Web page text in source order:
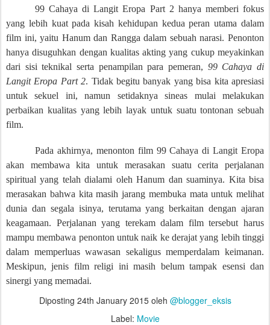
99 Cahaya di Langit Eropa Part 2 hanya memberi fokus
yang lebih kuat pada kisah kehidupan kedua peran utama dalam
film ini, yaitu Hanum dan Rangga dalam sebuah narasi. Penonton
hanya disuguhkan dengan kualitas akting yang cukup meyakinkan
dari sisi teknikal serta penampilan para pemeran, 99 Cahaya di
Langit Eropa Part 2. Tidak begitu banyak yang bisa kita apresiasi
untuk sekuel ini, namun setidaknya sineas mulai melakukan
perbaikan kualitas yang lebih layak untuk suatu tontonan sebuah
film.
Pada akhirnya, menonton film 99 Cahaya di Langit Eropa
akan membawa kita untuk merasakan suatu cerita perjalanan
spiritual yang telah dialami oleh Hanum dan suaminya. Kita bisa
merasakan bahwa kita masih jarang membuka mata untuk melihat
dunia dan segala isinya, terutama yang berkaitan dengan ajaran
keagamaan. Perjalanan yang terekam dalam film tersebut harus
mampu membawa penonton untuk naik ke derajat yang lebih tinggi
dalam memperluas wawasan sekaligus memperdalam keimanan.
Meskipun, jenis film religi ini masih belum tampak esensi dan
sinergi yang memadai.
Diposting 24th January 2015oleh @blogger_eksis
Label: Movie